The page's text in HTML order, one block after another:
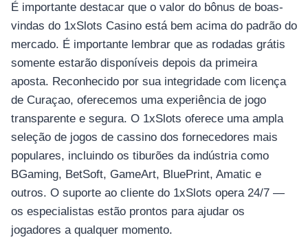
É importante destacar que o valor do bônus de boas-
vindas do 1xSlots Casino está bem acima do padrão do
mercado. É importante lembrar que as rodadas grátis
somente estarão disponíveis depois da primeira
aposta. Reconhecido por sua integridade com licença
de Curaçao, oferecemos uma experiência de jogo
transparente e segura. O 1xSlots oferece uma ampla
seleção de jogos de cassino dos fornecedores mais
populares, incluindo os tiburões da indústria como
BGaming, BetSoft, GameArt, BluePrint, Amatic e
outros. O suporte ao cliente do 1xSlots opera 24/7 —
os especialistas estão prontos para ajudar os
jogadores a qualquer momento.